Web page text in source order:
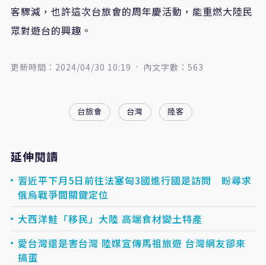
客驟減，也許這次台旅會的周年慶活動，能重燃大陸民
眾對遊台的興趣。
更新時間：2024/04/30 10:19 內文字數：563
台旅會 台灣 陸客
延伸閱讀
習近平下月5日前往法塞匈3國進行國是訪問 盼尋求
俄烏戰爭間關鍵定位
大西洋鮭「移民」大陸 高端食材變土特產
愛台灣還是害台灣 陸媒宣傳馬祖旅遊 台灣網友卻來
搞蛋